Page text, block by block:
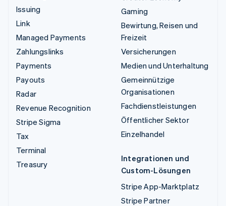
Issuing
Link
Managed Payments
Zahlungslinks
Payments
Payouts
Radar
Revenue Recognition
Stripe Sigma
Tax
Terminal
Treasury
Gaming
Bewirtung, Reisen und
Freizeit
Versicherungen
Medien und Unterhaltung
Gemeinnützige
Organisationen
Fachdienstleistungen
Öffentlicher Sektor
Einzelhandel
Integrationen und
Custom-Lösungen
Stripe App-Marktplatz
Stripe Partner